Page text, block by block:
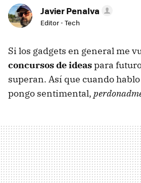
Javier Penalva
Editor - Tech
Si los gadgets en general me
concursos de ideaspara
superan. Así que cuando
pongo sentimental,